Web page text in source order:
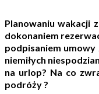
Planowaniu wakacji
dokonaniem
podpisaniem umowy
niemiłych
na urlop? Na co
podróży ?